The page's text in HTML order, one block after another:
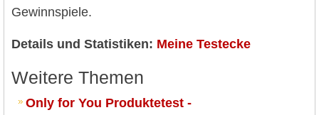
Gewinnspiele.
Details und Statistiken: Meine Testecke
Weitere Themen
Only for You Produktetest -